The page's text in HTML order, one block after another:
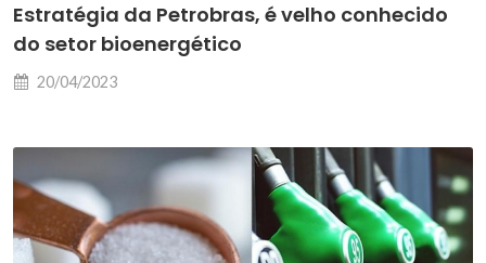
Estratégia da Petrobras, é velho conhecido
do setor bioenergético
20/04/2023